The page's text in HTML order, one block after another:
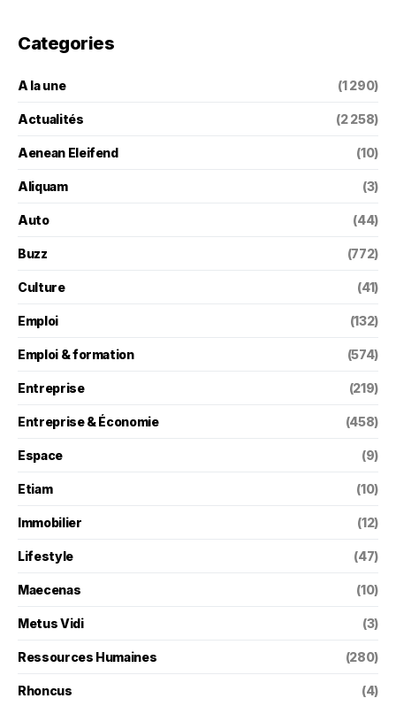
Categories
A la une (1 290)
Actualités (2 258)
Aenean Eleifend (10)
Aliquam (3)
Auto (44)
Buzz (772)
Culture (41)
Emploi (132)
Emploi & formation (574)
Entreprise (219)
Entreprise & Économie (458)
Espace (9)
Etiam (10)
Immobilier (12)
Lifestyle (47)
Maecenas (10)
Metus Vidi (3)
Ressources Humaines (280)
Rhoncus (4)